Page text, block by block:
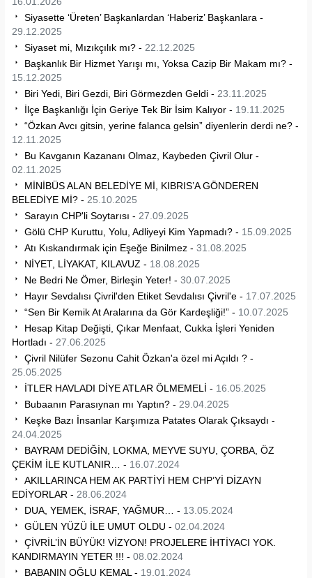
Siyasette ‘Üreten’ Başkanlardan ‘Haberiz’ Başkanlara -
29.12.2025
Siyaset mi, Mızıkçılık mı? - 22.12.2025
Başkanlık Bir Hizmet Yarışı mı, Yoksa Cazip Bir Makam mı? -
15.12.2025
Biri Yedi, Biri Gezdi, Biri Görmezden Geldi - 23.11.2025
İlçe Başkanlığı İçin Geriye Tek Bir İsim Kalıyor - 19.11.2025
“Özkan Avcı gitsin, yerine falanca gelsin” diyenlerin derdi ne? -
12.11.2025
Bu Kavganın Kazananı Olmaz, Kaybeden Çivril Olur -
02.11.2025
MİNİBÜS ALAN BELEDİYE Mİ, KIBRIS’A GÖNDEREN
BELEDİYE Mİ? - 25.10.2025
Sarayın CHP'li Soytarısı - 27.09.2025
Gölü CHP Kuruttu, Yolu, Adliyeyi Kim Yapmadı? - 15.09.2025
Atı Kıskandırmak için Eşeğe Binilmez - 31.08.2025
NİYET, LİYAKAT, KILAVUZ - 18.08.2025
Ne Bedri Ne Ömer, Birleşin Yeter! - 30.07.2025
Hayır Sevdalısı Çivril'den Etiket Sevdalısı Çivril'e - 17.07.2025
“Sen Bir Kemik At Aralarına da Gör Kardeşliği!” - 10.07.2025
Hesap Kitap Değişti, Çıkar Menfaat, Cukka İşleri Yeniden
Hortladı - 27.06.2025
Çivril Nilüfer Sezonu Cahit Özkan'a özel mi Açıldı ? -
25.05.2025
İTLER HAVLADI DİYE ATLAR ÖLMEMELİ - 16.05.2025
Bubaanın Parasıynan mı Yaptın? - 29.04.2025
Keşke Bazı İnsanlar Karşımıza Patates Olarak Çıksaydı -
24.04.2025
BAYRAM DEDİĞİN, LOKMA, MEYVE SUYU, ÇORBA, ÖZ
ÇEKİM İLE KUTLANIR… - 16.07.2024
AKILLARINCA HEM AK PARTİYİ HEM CHP’Yİ DİZAYN
EDİYORLAR - 28.06.2024
DUA, YEMEK, İSRAF, YAĞMUR… - 13.05.2024
GÜLEN YÜZÜ İLE UMUT OLDU - 02.04.2024
ÇİVRİL’İN BÜYÜK! VİZYON! PROJELERE İHTİYACI YOK.
KANDIRMAYIN YETER !!! - 08.02.2024
BABANIN OĞLU KEMAL - 19.01.2024